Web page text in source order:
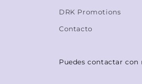
DRK Promotions
Contacto
Puedes contactar con